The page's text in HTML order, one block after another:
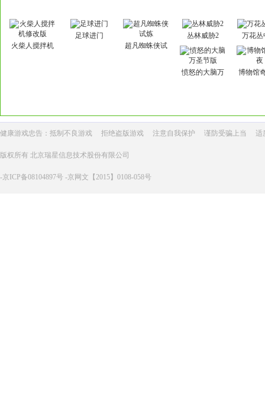
火柴人搅拌机
足球进门
超凡蜘蛛侠试
丛林威胁2 万花丛
愤怒的大脑万
博物馆
健康游戏忠告：抵制不良游戏 拒绝盗版游戏 注意自我保护 谨防受骗上当 适
版权所有 北京瑞星信息技术股份有限公司
-京ICP备08104897号 -京网文【2015】0108-058号